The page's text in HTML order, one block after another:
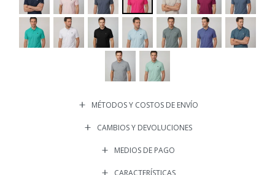
MÉTODOS Y COSTOS DE ENVÍO
CAMBIOS Y DEVOLUCIONES
MEDIOS DE PAGO